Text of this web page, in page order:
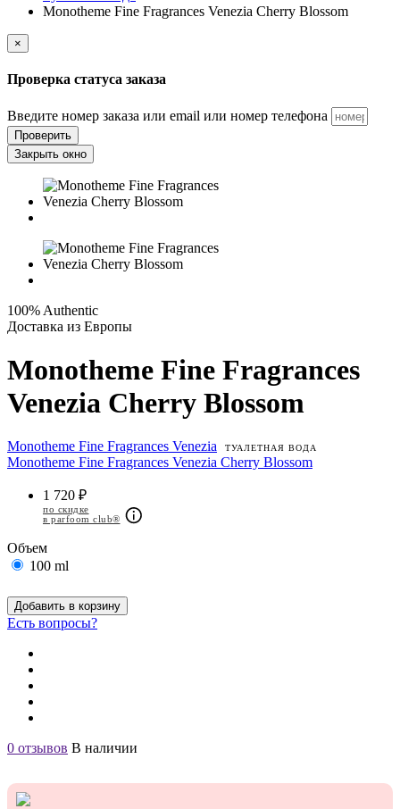
Monotheme Fine Fragrances Venezia Cherry Blossom
×
Проверка статуса заказа
Введите номер заказа или email или номер телефона
Проверить
Закрыть окно
100% Authentic
Доставка из Европы
Monotheme Fine Fragrances
Venezia Cherry Blossom
Monotheme Fine Fragrances Venezia ТУАЛЕТНАЯ ВОДА
Monotheme Fine Fragrances Venezia Cherry Blossom
1 720 ₽
по скидке
в parfoom club®
Объем
100 ml
Добавить в корзину
Есть вопросы?
0 отзывов В наличии